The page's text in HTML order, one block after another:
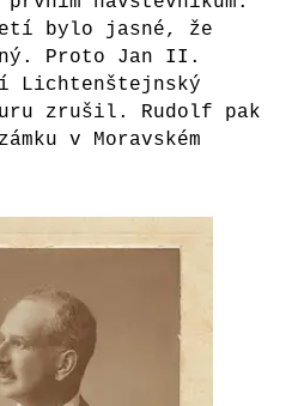
bylo jasné, že
Proto Jan II.
Lichtenštejnský
zrušil. Rudolf pak
v Moravském